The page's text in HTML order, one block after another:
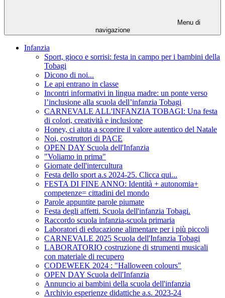
Menu di
navigazione
Infanzia
Sport, gioco e sorrisi: festa in campo per i bambini della
Tobagi
Dicono di noi...
Le api entrano in classe
Incontri informativi in lingua madre: un ponte verso
l’inclusione alla scuola dell’infanzia Tobagi
CARNEVALE ALL'INFANZIA TOBAGI: Una festa
di colori, creatività e inclusione
Honey, ci aiuta a scoprire il valore autentico del Natale
Noi, costruttori di PACE
OPEN DAY Scuola dell'Infanzia
"Voliamo in prima"
Giornate dell'intercultura
Festa dello sport a.s 2024-25. Clicca qui...
FESTA DI FINE ANNO: Identità + autonomia+
competenze= cittadini del mondo
Parole appuntite parole piumate
Festa degli affetti. Scuola dell'infanzia Tobagi.
Raccordo scuola infanzia-scuola primaria
Laboratori di educazione alimentare per i più piccoli
CARNEVALE 2025 Scuola dell'Infanzia Tobagi
LABORATORIO costruzione di strumenti musicali
con materiale di recupero
CODEWEEK 2024 : "Halloween colours"
OPEN DAY Scuola dell'Infanzia
Annuncio ai bambini della scuola dell'infanzia
Archivio esperienze didattiche a.s. 2023-24